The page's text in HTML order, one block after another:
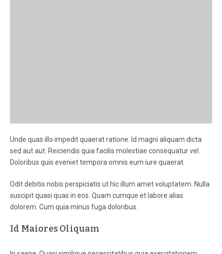
Unde quas illo impedit quaerat ratione. Id magni aliquam dicta
sed aut aut. Reiciendis quia facilis molestiae consequatur vel.
Doloribus quis eveniet tempora omnis eum iure quaerat.
Odit debitis nobis perspiciatis ut hic illum amet voluptatem. Nulla
suscipit quasi quas in eos. Quam cumque et labore alias
dolorem. Cum quia minus fuga doloribus.
Id Maiores Oliquam